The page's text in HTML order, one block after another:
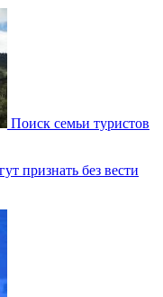
Поиск семьи туристов
признать без вести